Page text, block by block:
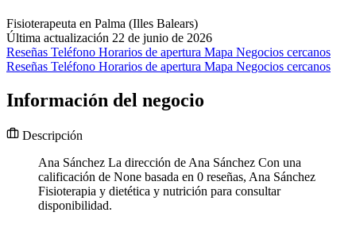
Fisioterapeuta en Palma (Illes Balears)
Última actualización 22 de junio de 2026
Reseñas Teléfono Horarios de apertura Mapa Negocios cercanos
Reseñas Teléfono Horarios de apertura Mapa Negocios cercanos
Información del negocio
Descripción
Ana Sánchez La dirección de Ana Sánchez Con una
calificación de None basada en 0 reseñas, Ana Sánchez
Fisioterapia y dietética y nutrición para consultar
disponibilidad.